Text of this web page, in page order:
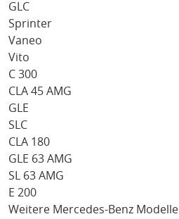
GLC
Sprinter
Vaneo
Vito
C 300
CLA 45 AMG
GLE
SLC
CLA 180
GLE 63 AMG
SL 63 AMG
E 200
Weitere Mercedes-Benz Modelle